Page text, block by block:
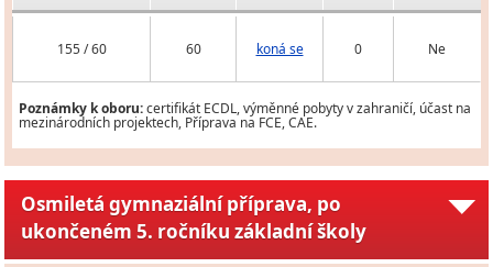
155 / 60 60 koná se 0 Ne
Poznámky k oboru:certifikát ECDL, výměnné pobyty v zahraničí, účast na
mezinárodních projektech, Příprava na FCE, CAE.
Osmiletá gymnaziální příprava, po
ukončeném 5. ročníku základní školy